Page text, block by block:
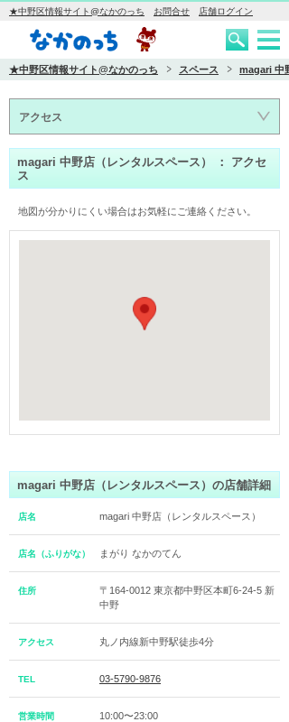
★中野区情報サイト@なかのっち お問合せ 店舗ログイン
★中野区情報サイト@なかのっち スペース magari 中
アクセス
magari 中野店（レンタルスペース） ： アクセ
ス
地図が分かりにくい場合はお気軽にご連絡ください。
magari 中野店（レンタルスペース）の店舗詳細
店名 magari 中野店（レンタルスペース）
店名（ふりがな） まがり なかのてん
住所
〒164-0012 東京都中野区本町6-24-5 新
中野
アクセス 丸ノ内線新中野駅徒歩4分
TEL 03-5790-9876
営業時間 10:00〜23:00